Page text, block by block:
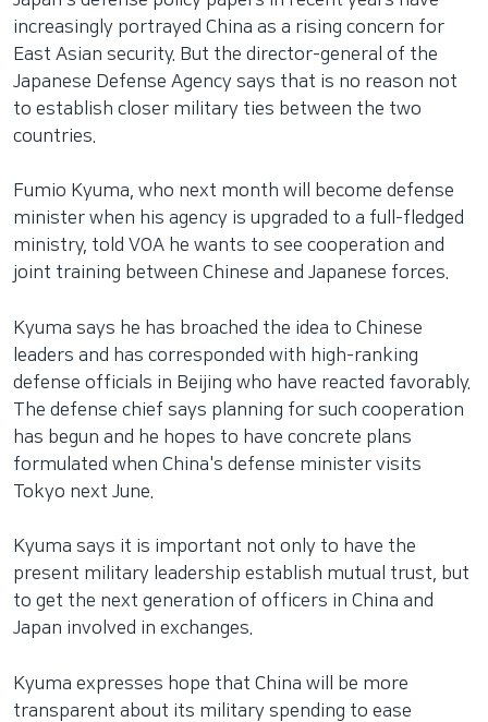
increasingly portrayed China as a rising concern for
East Asian security. But the director-general of the
Japanese Defense Agency says that is no reason not
to establish closer military ties between the two
countries.
Fumio Kyuma, who next month will become defense
minister when his agency is upgraded to a full-fledged
ministry, told VOA he wants to see cooperation and
joint training between Chinese and Japanese forces.
Kyuma says he has broached the idea to Chinese
leaders and has corresponded with high-ranking
defense officials in Beijing who have reacted favorably.
The defense chief says planning for such cooperation
has begun and he hopes to have concrete plans
formulated when China's defense minister visits
Tokyo next June.
Kyuma says it is important not only to have the
present military leadership establish mutual trust, but
to get the next generation of officers in China and
Japan involved in exchanges.
Kyuma expresses hope that China will be more
transparent about its military spending to ease